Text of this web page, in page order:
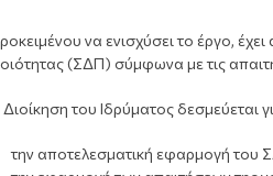
να ενισχύσει το έργο,
(ΣΔΠ) σύμφωνα με τις
του Ιδρύματος δεσμεύεται
την αποτελεσματική εφαρμογή του